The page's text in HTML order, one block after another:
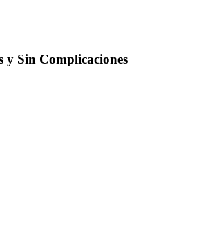
y Sin Complicaciones